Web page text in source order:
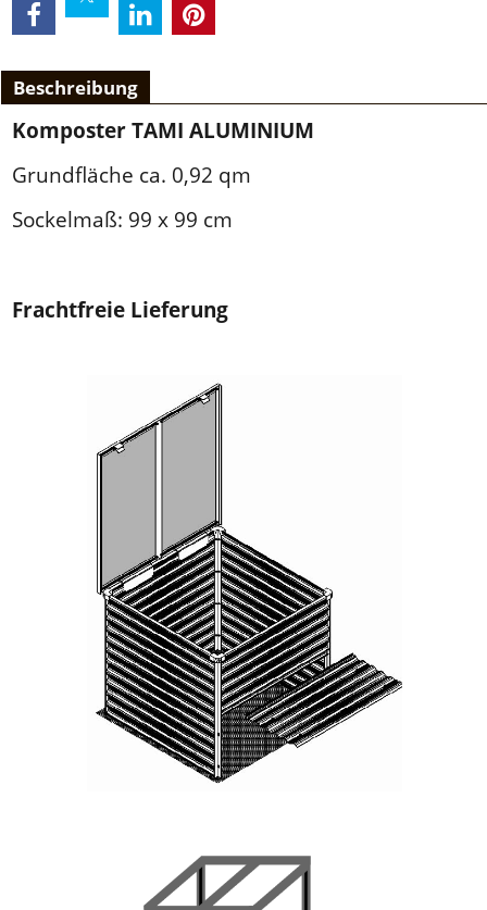
Beschreibung
Komposter TAMI ALUMINIUM
Grundfläche ca. 0,92 qm
Sockelmaß: 99 x 99 cm
Frachtfreie Lieferung